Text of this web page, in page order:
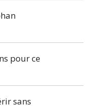
pour ce
sans